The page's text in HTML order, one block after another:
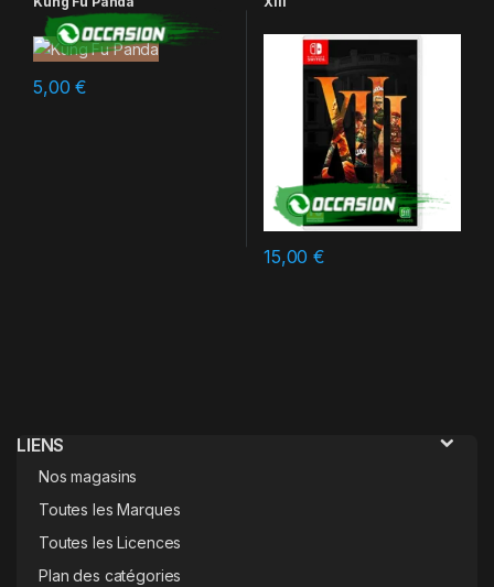
5,00€
15,00€
LIENS
Nos magasins
Toutes les Marques
Toutes les Licences
Plan des catégories